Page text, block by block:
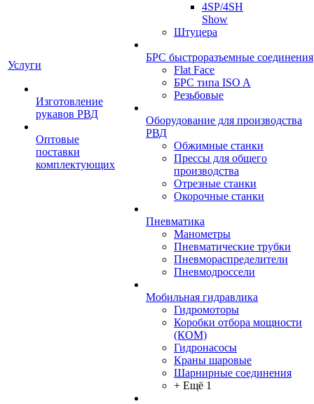
Услуги
Изготовление
рукавов РВД
Оптовые
поставки
комплектующих
4SP/4SH
Show
Штуцера
БРС быстроразъемные соединения
Flat Face
БРС типа ISO A
Резьбовые
Оборудование для производства
РВД
Обжимные станки
Прессы для общего
производства
Отрезные станки
Окорочные станки
Пневматика
Манометры
Пневматические трубки
Пневмораспределители
Пневмодроссели
Мобильная гидравлика
Гидромоторы
Коробки отбора мощности
(КОМ)
Гидронасосы
Краны шаровые
Шарнирные соединения
+ Ещё 1